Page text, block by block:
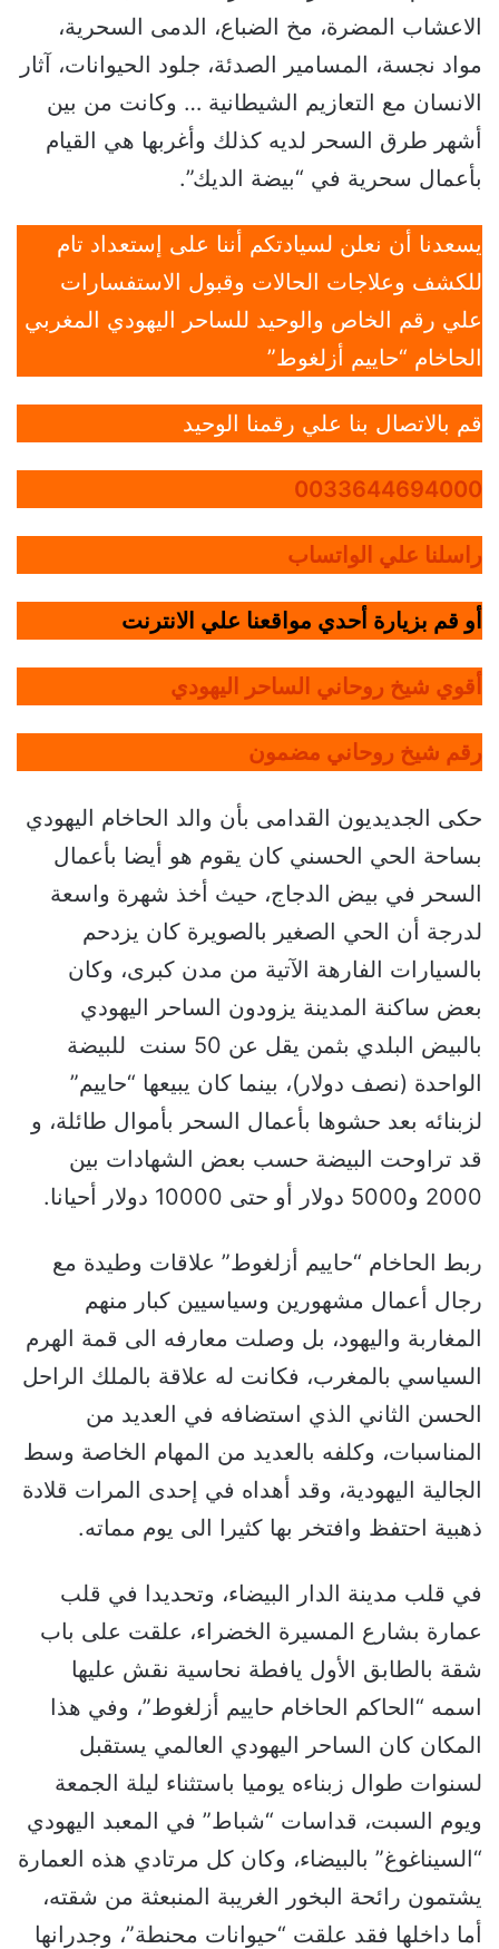
الاعشاب المضرة، مخ الضباع، الدمى السحرية،
مواد نجسة، المسامير الصدئة، جلود الحيوانات، آثار
الانسان مع التعازيم الشيطانية … وكانت من بين
أشهر طرق السحر لديه كذلك وأغربها هي القيام
بأعمال سحرية في “بيضة الديك”.
يسعدنا أن نعلن لسيادتكم أننا على إستعداد تام
للكشف وعلاجات الحالات وقبول الاستفسارات
علي رقم الخاص والوحيد للساحر اليهودي المغربي
الحاخام “حاييم أزلغوط”
قم بالاتصال بنا علي رقمنا الوحيد
0033644694000
راسلنا علي الواتساب
أو قم بزيارة أحدي مواقعنا علي الانترنت
أقوي شيخ روحاني الساحر اليهودي
رقم شيخ روحاني مضمون
حكى الجديديون القدامى بأن والد الحاخام اليهودي
بساحة الحي الحسني كان يقوم هو أيضا بأعمال
السحر في بيض الدجاج، حيث أخذ شهرة واسعة
لدرجة أن الحي الصغير بالصويرة كان يزدحم
بالسيارات الفارهة الآتية من مدن كبرى، وكان
بعض ساكنة المدينة يزودون الساحر اليهودي
بالبيض البلدي بثمن يقل عن 50 سنت للبيضة
الواحدة (نصف دولار)، بينما كان يبيعها “حاييم”
لزبنائه بعد حشوها بأعمال السحر بأموال طائلة، و
قد تراوحت البيضة حسب بعض الشهادات بين
2000 و5000 دولار أو حتى 10000 دولار أحيانا.
ربط الحاخام “حاييم أزلغوط” علاقات وطيدة مع
رجال أعمال مشهورين وسياسيين كبار منهم
المغاربة واليهود، بل وصلت معارفه الى قمة الهرم
السياسي بالمغرب، فكانت له علاقة بالملك الراحل
الحسن الثاني الذي استضافه في العديد من
المناسبات، وكلفه بالعديد من المهام الخاصة وسط
الجالية اليهودية، وقد أهداه في إحدى المرات قلادة
ذهبية احتفظ وافتخر بها كثيرا الى يوم مماته.
في قلب مدينة الدار البيضاء، وتحديدا في قلب
عمارة بشارع المسيرة الخضراء، علقت على باب
شقة بالطابق الأول يافطة نحاسية نقش عليها
اسمه “الحاكم الحاخام حاييم أزلغوط”، وفي هذا
المكان كان الساحر اليهودي العالمي يستقبل
لسنوات طوال زبناءه يوميا باستثناء ليلة الجمعة
ويوم السبت، قداسات “شباط” في المعبد اليهودي
“السيناغوغ” بالبيضاء، وكان كل مرتادي هذه العمارة
يشتمون رائحة البخور الغريبة المنبعثة من شقته،
أما داخلها فقد علقت “حيوانات محنطة”، وجدرانها